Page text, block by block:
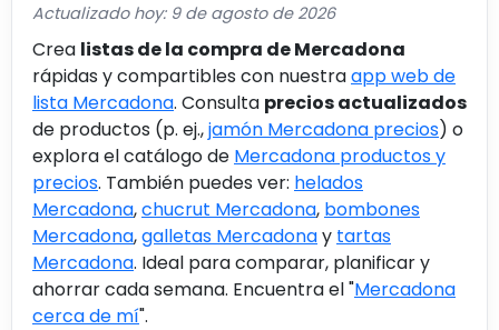
Actualizado hoy: 9 de agosto de 2026
Crea listas de la compra de Mercadona
rápidas y compartibles con nuestraapp web de
lista Mercadona. Consulta precios actualizados
de productos (p. ej.,jamón Mercadona precios) o
explora el catálogo de Mercadona productos y
precios. También puedes ver: helados
Mercadona,chucrut Mercadona, bombones
Mercadona,galletas Mercadonay tartas
Mercadona. Ideal para comparar, planificar y
ahorrar cada semana. Encuentra el "Mercadona
cerca de mí".